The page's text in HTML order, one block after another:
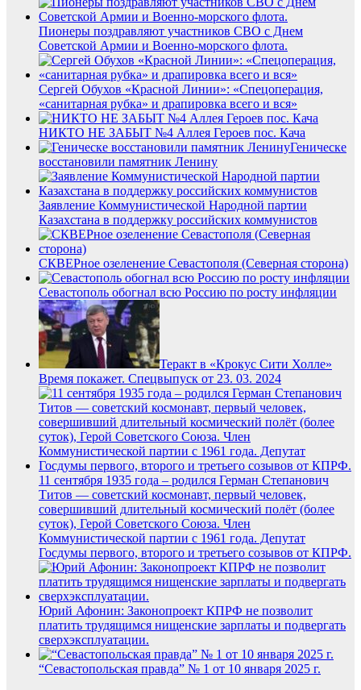
Пионеры поздравляют участников СВО с Днем
Советской Армии и Военно-морского флота.
Сергей Обухов «Красной Линии»: «Спецоперация,
«санитарная рубка» и драпировка всего и вся»
НИКТО НЕ ЗАБЫТ №4 Аллея Героев пос. Кача
Геническе
восстановили памятник Ленину
Заявление Коммунистической Народной партии
Казахстана в поддержку российских коммунистов
СКВЕРное озеленение Севастополя (Северная сторона)
Севастополь обогнал всю Россию по росту инфляции
Теракт в «Крокус Сити Холле»
Время покажет. Спецвыпуск от 23. 03. 2024
11 сентября 1935 года – родился Герман Степанович
Титов — советский космонавт, первый человек,
совершивший длительный космический полёт (более
суток), Герой Советского Союза. Член
Коммунистической партии с 1961 года. Депутат
Госдумы первого, второго и третьего созывов от КПРФ.
Юрий Афонин: Законопроект КПРФ не позволит
платить трудящимся нищенские зарплаты и подвергать
сверхэксплуатации.
“Севастопольская правда” № 1 от 10 января 2025 г.